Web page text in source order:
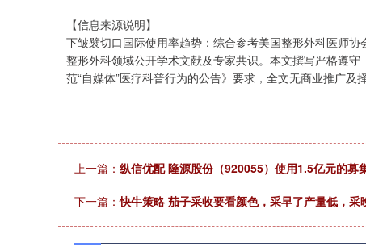
【信息来源说明】
下皱襞切口国际使用率趋势：综合参考美国整形外科医师
整形外科领域公开学术文献及专家共识。本文撰写严格遵
范“自媒体”医疗科普行为的公告》要求，全文无商业推广及
上一篇： 纵信优配 隆源股份（920055）使用1.5亿元的
下一篇：快牛策略 茄子采收要看颜色，采早了产量低，采